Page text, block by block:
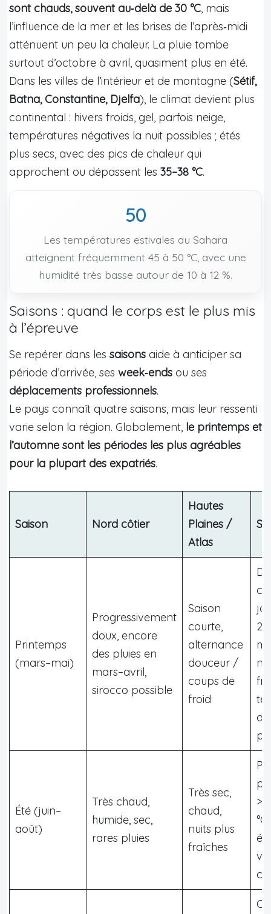
sont chauds, souvent au‑delà de 30 °C, mais
l’influence de la mer et les brises de l’après‑midi
atténuent un peu la chaleur. La pluie tombe
surtout d’octobre à avril, quasiment plus en été.
Dans les villes de l’intérieur et de montagne (Sétif,
Batna, Constantine, Djelfa), le climat devient plus
continental : hivers froids, gel, parfois neige,
températures négatives la nuit possibles ; étés
plus secs, avec des pics de chaleur qui
approchent ou dépassent les 35–38 °C.
50
Les températures estivales au Sahara
atteignent fréquemment 45 à 50 °C, avec une
humidité très basse autour de 10 à 12 %.
Saisons : quand le corps est le plus mis
à l’épreuve
Se repérer dans les saisons aide à anticiper sa
période d’arrivée, ses week‑ends ou ses
déplacements professionnels.
Le pays connaît quatre saisons, mais leur ressenti
varie selon la région. Globalement, le printemps et
l’automne sont les périodes les plus agréables
pour la plupart des expatriés.
Saison Nord côtier
Hautes
Plaines /
Atlas
Printemps
(mars–mai)
Progressivement
doux, encore
des pluies en
mars–avril,
sirocco possible
Saison
courte,
alternance
douceur /
coups de
froid
28
Été (juin–
août)
Très chaud,
humide, sec,
rares pluies
Très sec,
chaud,
nuits plus
fraîches
>